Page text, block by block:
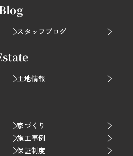
スタッフブログ
土地情報
家づくり
施工事例
保証制度